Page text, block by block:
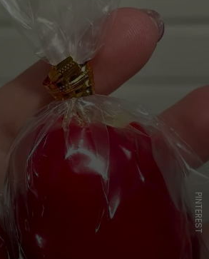
PINTEREST